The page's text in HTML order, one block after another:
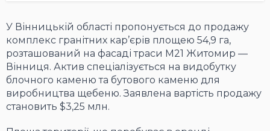
У Вінницькій області пропонується до продажу
комплекс гранітних кар’єрів площею 54,9 га,
розташований на фасаді траси М21 Житомир —
Вінниця. Актив спеціалізується на видобутку
блочного каменю та бутового каменю для
виробництва щебеню. Заявлена вартість продажу
становить $3,25 млн.